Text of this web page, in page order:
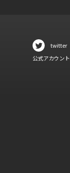
twitter
公式アカウント